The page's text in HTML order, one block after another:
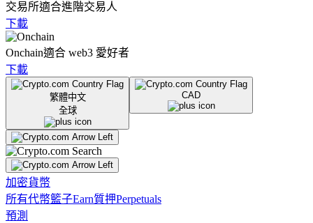
交易所適合進階交易人
下載
Onchain適合 web3 愛好者
下載
繁體中文
全球
CAD
加密貨幣
所有代幣籃子Earn質押Perpetuals
預測